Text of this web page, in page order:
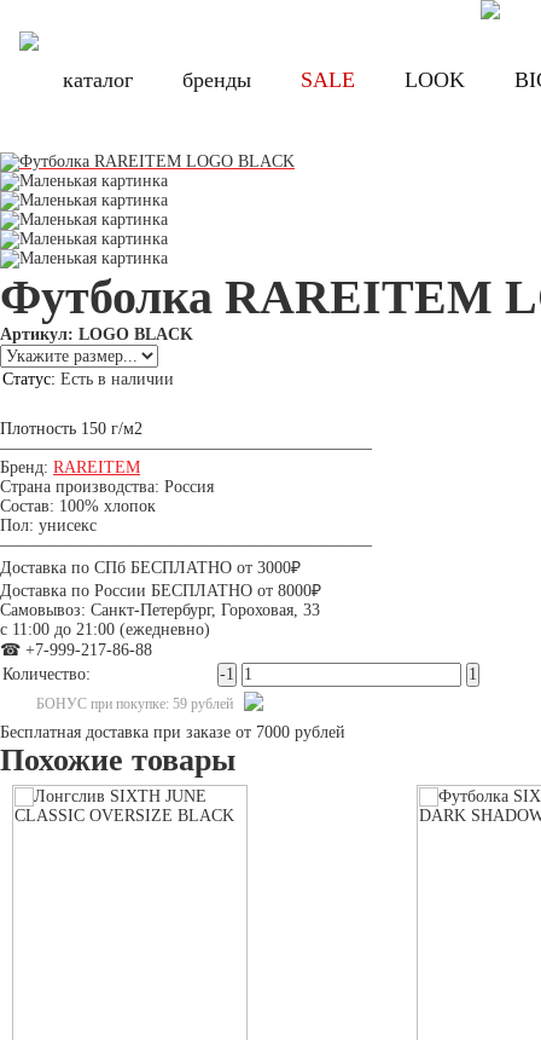
Бесплатная доставка по России
каталог бренды SALE LOOK
Бесплатная доставка по России при заказе от 8000 руб., по Санкт-
каталог бренды SALE LOOK
Футболка RAREITEM
Артикул: LOGO BLACK
Статус: Есть в наличии
Плотность 150 г/м2
——————————————————————
Бренд: RAREITEM
Страна производства: Россия
Состав: 100% хлопок
Пол: унисекс
——————————————————————
Доставка по СПб БЕСПЛАТНО от 3000₽
Доставка по России БЕСПЛАТНО от 8000₽
Самовывоз: Санкт-Петербург, Гороховая, 33
с 11:00 до 21:00 (ежедневно)
☎ +7-999-217-86-88
Количество:
БОНУС при покупке: 59 рублей
Бесплатная доставка при заказе от 7000 рублей
Похожие товары